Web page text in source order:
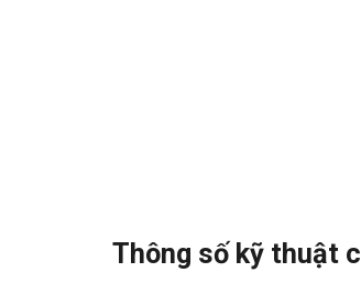
Thông số kỹ thuật